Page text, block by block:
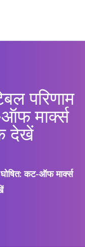
परिणाम
मार्क्स
देखें
कट-ऑफ मार्क्स